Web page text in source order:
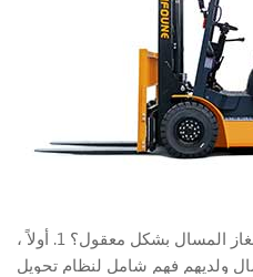
كيفية استخدام رافعة شوكية الغاز المسال بشكل معقول؟ 1. أولاً ،
ولديهم فهم شامل لنظام تحويل